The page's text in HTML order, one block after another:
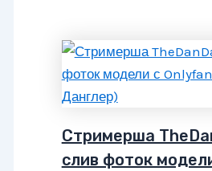
Стримерша
слив фоток